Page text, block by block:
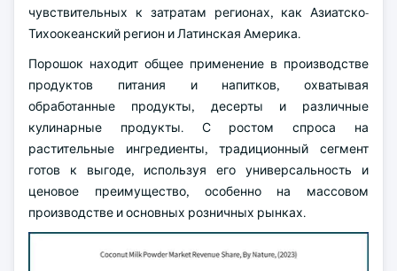
чувствительных к затратам регионах, как Азиатско-
Тихоокеанский регион и Латинская Америка.
Порошок находит общее применение в производстве
продуктов питания и напитков, охватывая
обработанные продукты, десерты и различные
кулинарные продукты. С ростом спроса на
растительные ингредиенты, традиционный сегмент
готов к выгоде, используя его универсальность и
ценовое преимущество, особенно на массовом
производстве и основных розничных рынках.